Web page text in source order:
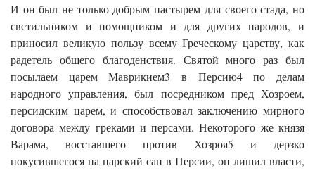
И он был не только добрым пастырем для своего стада, но
светильником и помощником и для других народов, и
приносил великую пользу всему Греческому царству, как
радетель общего благоденствия. Святой много раз был
посылаем царем Маврикием3 в Персию4 по делам
народного управления, был посредником пред Хозроем,
персидским царем, и способствовал заключению мирного
договора между греками и персами. Некоторого же князя
Варама, восставшего против Хозроя5 и дерзко
покусившегося на царский сан в Персии, он лишил власти,